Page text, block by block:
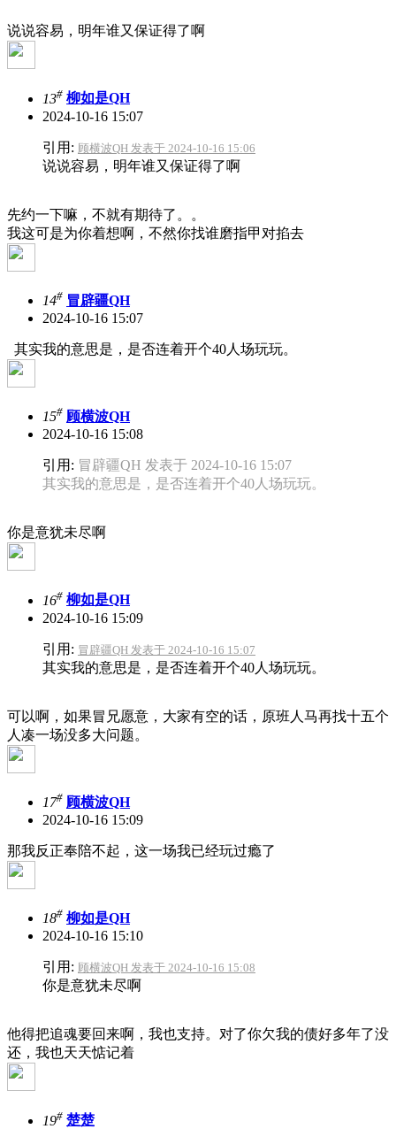
说说容易，明年谁又保证得了啊
13# 柳如是QH
2024-10-16 15:07
引用: 顾横波QH 发表于 2024-10-16 15:06
说说容易，明年谁又保证得了啊
先约一下嘛，不就有期待了。。
我这可是为你着想啊，不然你找谁磨指甲对掐去
14# 冒辟疆QH
2024-10-16 15:07
其实我的意思是，是否连着开个40人场玩玩。
15# 顾横波QH
2024-10-16 15:08
引用: 冒辟疆QH 发表于 2024-10-16 15:07
其实我的意思是，是否连着开个40人场玩玩。
你是意犹未尽啊
16# 柳如是QH
2024-10-16 15:09
引用: 冒辟疆QH 发表于 2024-10-16 15:07
其实我的意思是，是否连着开个40人场玩玩。
可以啊，如果冒兄愿意，大家有空的话，原班人马再找十五个
人凑一场没多大问题。
17# 顾横波QH
2024-10-16 15:09
那我反正奉陪不起，这一场我已经玩过瘾了
18# 柳如是QH
2024-10-16 15:10
引用: 顾横波QH 发表于 2024-10-16 15:08
你是意犹未尽啊
他得把追魂要回来啊，我也支持。对了你欠我的债好多年了没
还，我也天天惦记着
19# 楚楚